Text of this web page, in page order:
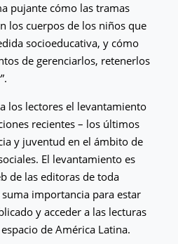
pujante cómo las tramas
los cuerpos de los niños que
socioeducativa, y cómo
de gerenciarlos, retenerlos
los lectores el levantamiento
recientes – los últimos
y juventud en el ámbito de
El levantamiento es
de las editoras de toda
importancia para estar
y acceder a las lecturas
de América Latina.